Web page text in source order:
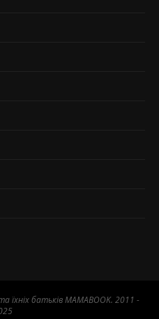
їхніх батьків MAMABOOK. 2011 -